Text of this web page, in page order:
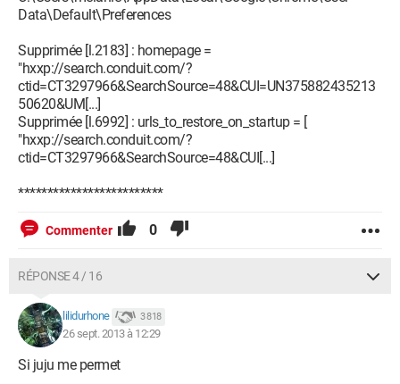
Data\Default\Preferences
Supprimée [l.2183] : homepage =
"hxxp://search.conduit.com/?
ctid=CT3297966&SearchSource=48&CUI=UN375882435213
50620&UM[...]
Supprimée [l.6992] : urls_to_restore_on_startup = [
"hxxp://search.conduit.com/?
ctid=CT3297966&SearchSource=48&CUI[...]
*************************
Commenter 0
RÉPONSE 4 / 16
lilidurhone 3 818
26 sept. 2013 à 12:29
Si juju me permet